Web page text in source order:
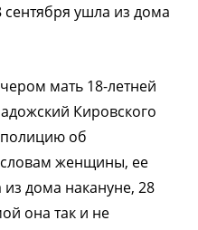
сентября ушла из дома
мать 18-летней
Кировского
полицию об
женщины, ее
из дома накануне, 28
она так и не